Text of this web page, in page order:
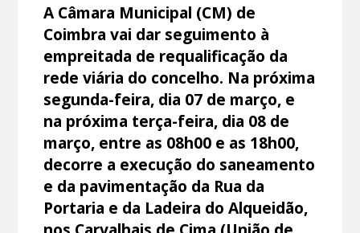
A Câmara Municipal (CM) de
Coimbra vai dar seguimento à
empreitada de requalificação da
rede viária do concelho. Na próxima
segunda-feira, dia 07 de março, e
na próxima terça-feira, dia 08 de
março, entre as 08h00 e as 18h00,
decorre a execução do saneamento
e da pavimentação da Rua da
Portaria e da Ladeira do Alqueidão,